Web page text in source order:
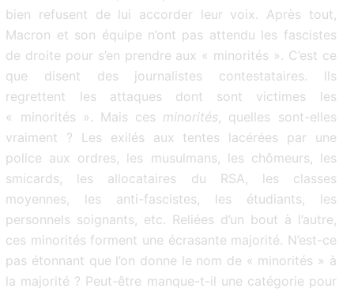
bien refusent de lui accorder leur voix. Après tout,
Macron et son équipe n’ont pas attendu les fascistes
de droite pour s’en prendre aux « minorités ». C’est ce
que disent des journalistes contestataires. Ils
regrettent les attaques dont sont victimes les
« minorités ». Mais ces minorités , quelles sont-elles
vraiment ? Les exilés aux tentes lacérées par une
police aux ordres, les musulmans, les chômeurs, les
smicards, les allocataires du RSA, les classes
moyennes, les anti-fascistes, les étudiants, les
personnels soignants, etc. Reliées d’un bout à l’autre,
ces minorités forment une écrasante majorité. N’est-ce
pas étonnant que l’on donne le nom de « minorités » à
la majorité ? Peut-être manque-t-il une catégorie pour